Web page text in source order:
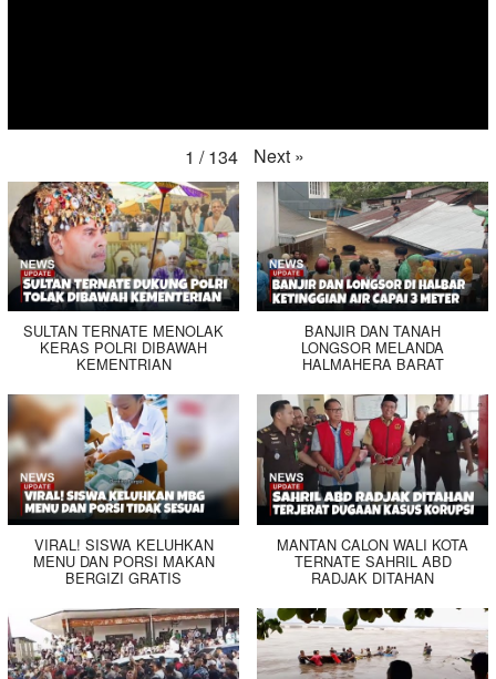
1 / 134 Next »
SULTAN TERNATE MENOLAK
KERAS POLRI DIBAWAH
KEMENTRIAN
BANJIR DAN TANAH
LONGSOR MELANDA
HALMAHERA BARAT
VIRAL! SISWA KELUHKAN
MENU DAN PORSI MAKAN
BERGIZI GRATIS
MANTAN CALON WALI KOTA
TERNATE SAHRIL ABD
RADJAK DITAHAN